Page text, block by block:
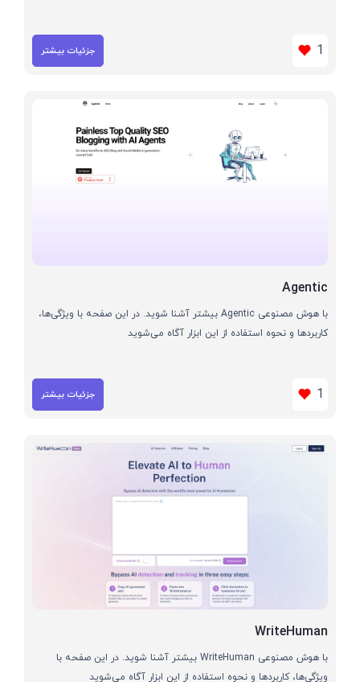
1 جزئیات بیشتر
Agentic
با هوش مصنوعی Agentic بیشتر آشنا شوید. در این صفحه با ویژگی‌ها،
کاربردها و نحوه استفاده از این ابزار آگاه می‌شوید
1 جزئیات بیشتر
WriteHuman
با هوش مصنوعی WriteHuman بیشتر آشنا شوید. در این صفحه با
ویژگی‌ها، کاربردها و نحوه استفاده از این ابزار آگاه می‌شوید